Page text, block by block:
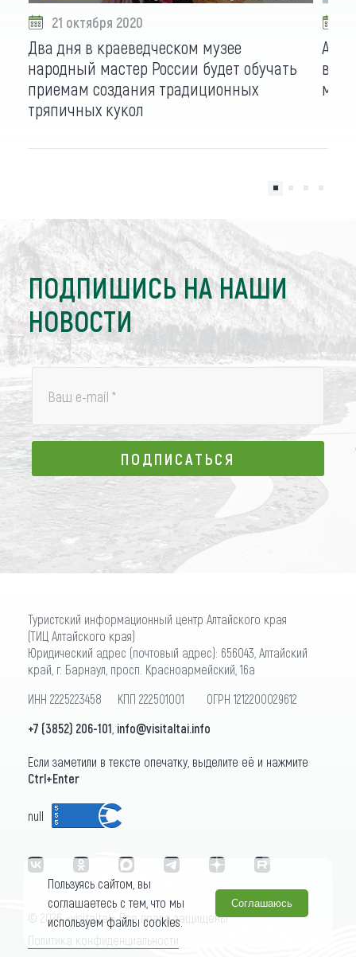
21 октября 2020
Два дня в краеведческом музее
народный мастер России будет обучать
приемам создания традиционных
тряпичных кукол
ПОДПИШИСЬ НА НАШИ
НОВОСТИ
Ваш e-mail *
ПОДПИСАТЬСЯ
ПОДПИСАТЬСЯ
Туристский информационный центр Алтайского края
(ТИЦ Алтайского края)
Юридический адрес (почтовый адрес): 656043, Алтайский
край, г. Барнаул, просп. Красноармейский, 16а
ИНН 2225223458 КПП 222501001 ОГРН 1212200029612
+7 (3852) 206-101 info@visitaltai.info
Если заметили в тексте опечатку, выделите её и нажмите
Ctrl+Enter
null
© 2026 «visitaltai» Все права защищены.
Политика конфиденциальности
Пользуясь сайтом, вы
соглашаетесь с тем, что мы
используем файлы cookies.
Соглашаюсь